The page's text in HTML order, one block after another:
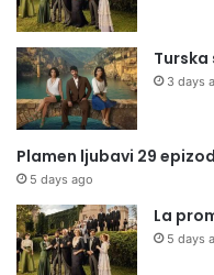
3 days
Plamen ljubavi 29
5 days ago
La
5 days